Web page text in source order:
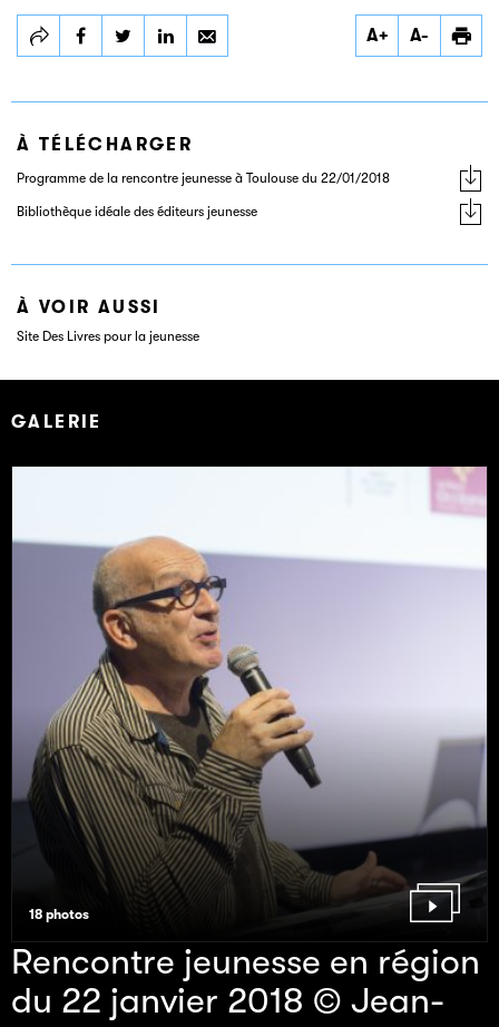
Partager
Rencontre
la cité »
Partager
Rencontre
la cité »
Partager
Rencontre
la cité »
A+ A-
À TÉLÉCHARGER
Programme de la rencontre jeunesse à Toulouse du 22/01/2018
Bibliothèque idéale des éditeurs jeunesse
À VOIR AUSSI
Site Des Livres pour la jeunesse
GALERIE
18 photos
Rencontre jeunesse en région
du 22 janvier 2018 © Jean-